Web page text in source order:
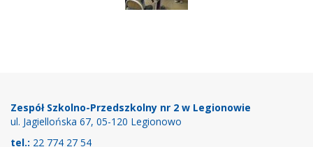
Zespół Szkolno-Przedszkolny nr 2 w Legionowie
ul. Jagiellońska 67, 05-120 Legionowo
tel.: 22 774 27 54